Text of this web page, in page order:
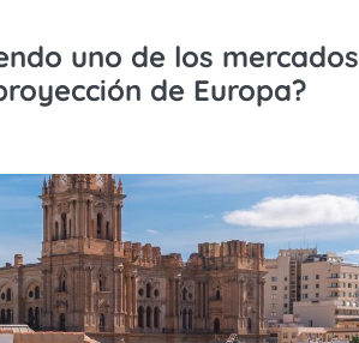
uno de los mercados
de Europa?